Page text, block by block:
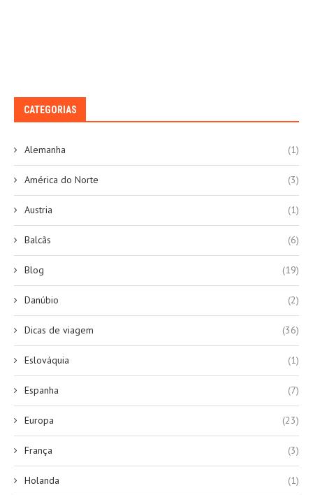
CATEGORIAS
Alemanha (1)
América do Norte (3)
Austria (1)
Balcãs (6)
Blog (19)
Danúbio (2)
Dicas de viagem (36)
Eslováquia (1)
Espanha (7)
Europa (23)
França (3)
Holanda (1)